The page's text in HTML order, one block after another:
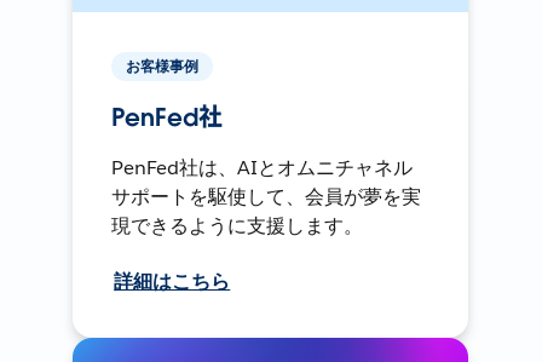
お客様事例
PenFed社
PenFed社は、AIとオムニチャネル
サポートを駆使して、会員が夢を実
現できるように支援します。
詳細はこちら